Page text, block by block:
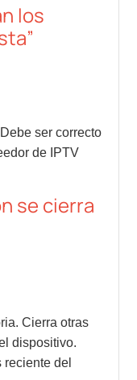
los
ser correcto
de IPTV
se cierra
Cierra otras
dispositivo.
del